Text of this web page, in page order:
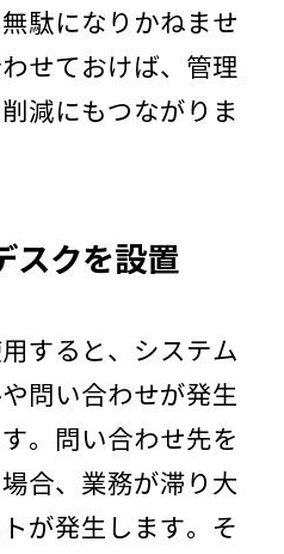
駄になりかねませ
せておけば、管理
減にもつながりま
スクを設置
すると、システム
問い合わせが発生
。問い合わせ先を
合、業務が滞り大
が発生します。そ